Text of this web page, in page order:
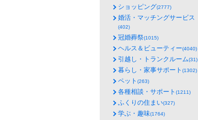
ショッピング(2777)
婚活・マッチングサービス
(402)
冠婚葬祭(1015)
ヘルス＆ビューティー(4040)
引越し・トランクルーム(31)
暮らし・家事サポート (1302)
ペット (263)
各種相談・サポート (1211)
ふくりの住まい(327)
学ぶ・趣味(1764)